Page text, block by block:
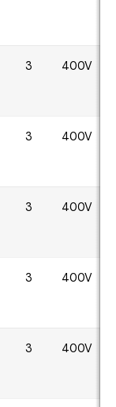
3 400V
3 400V
3 400V
3 400V
3 400V